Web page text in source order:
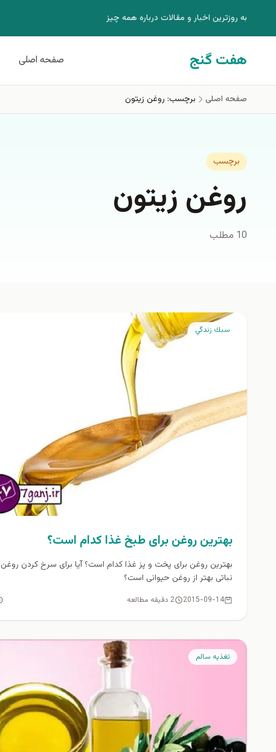
به روزترين اخبار و مقالات درباره همه چيز
هفت گنج صفحه اصلی
صفحه اصلی برچسب: روغن زيتون
برچسب
روغن زيتون
10 مطلب
سبك زندگي
بهترین روغن برای طبخ غذا كدام است؟
بهترین روغن برای پخت و پز غذا كدام است؟ آیا برای سرخ کردن روغن
نباتی بهتر از روغن حیوانی است؟
2015-09-14 2 دقیقه مطالعه
تغذيه سالم